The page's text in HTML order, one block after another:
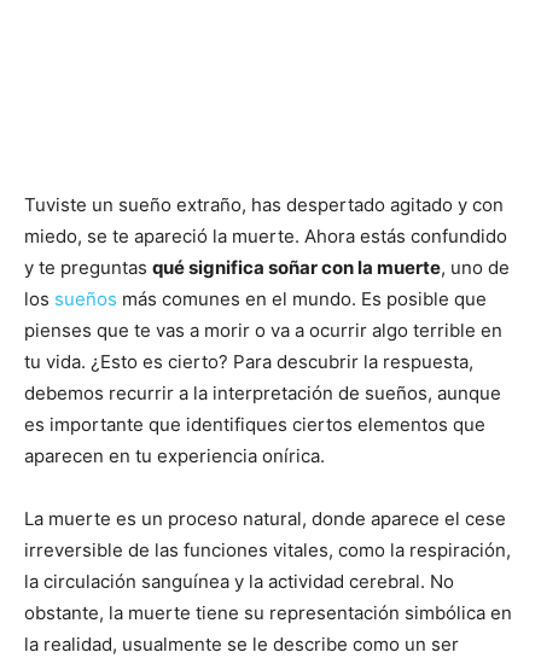
Tuviste un sueño extraño, has despertado agitado y con
miedo, se te apareció la muerte. Ahora estás confundido
y te preguntas qué significa soñar con la muerte, uno de
los sueños más comunes en el mundo. Es posible que
pienses que te vas a morir o va a ocurrir algo terrible en
tu vida. ¿Esto es cierto? Para descubrir la respuesta,
debemos recurrir a la interpretación de sueños, aunque
es importante que identifiques ciertos elementos que
aparecen en tu experiencia onírica.
La muerte es un proceso natural, donde aparece el cese
irreversible de las funciones vitales, como la respiración,
la circulación sanguínea y la actividad cerebral. No
obstante, la muerte tiene su representación simbólica en
la realidad, usualmente se le describe como un ser